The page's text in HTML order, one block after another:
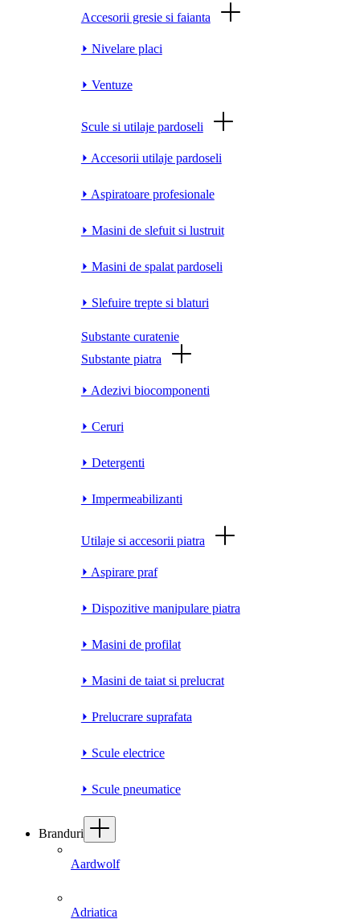
Accesorii gresie si faianta
⏵ Nivelare placi
⏵ Ventuze
Scule si utilaje pardoseli
⏵ Accesorii utilaje pardoseli
⏵ Aspiratoare profesionale
⏵ Masini de slefuit si lustruit
⏵ Masini de spalat pardoseli
⏵ Slefuire trepte si blaturi
Substante curatenie
Substante piatra
⏵ Adezivi biocomponenti
⏵ Ceruri
⏵ Detergenti
⏵ Impermeabilizanti
Utilaje si accesorii piatra
⏵ Aspirare praf
⏵ Dispozitive manipulare piatra
⏵ Masini de profilat
⏵ Masini de taiat si prelucrat
⏵ Prelucrare suprafata
⏵ Scule electrice
⏵ Scule pneumatice
Branduri
Aardwolf
Adriatica